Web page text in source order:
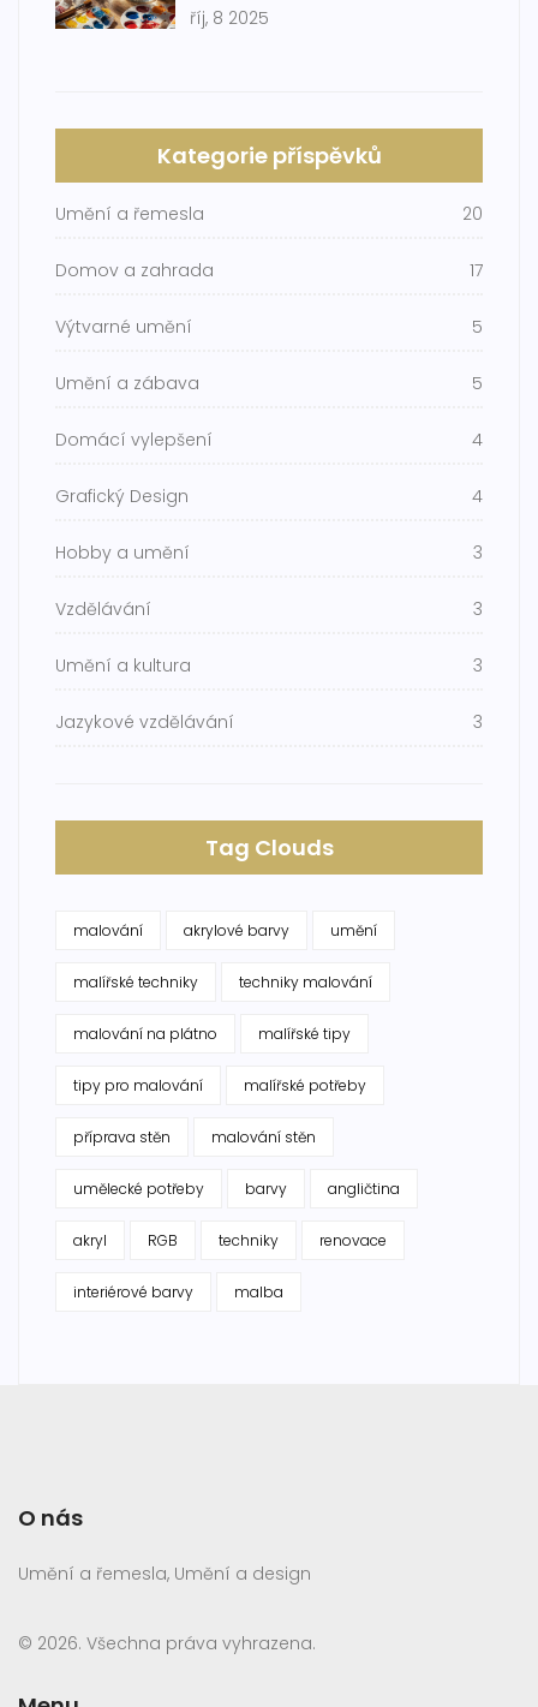
říj, 8 2025
Kategorie příspěvků
Umění a řemesla 20
Domov a zahrada 17
Výtvarné umění 5
Umění a zábava 5
Domácí vylepšení 4
Grafický Design 4
Hobby a umění 3
Vzdělávání 3
Umění a kultura 3
Jazykové vzdělávání 3
Tag Clouds
malování akrylové barvy umění
malířské techniky techniky malování
malování na plátno malířské tipy
tipy pro malování malířské potřeby
příprava stěn malování stěn
umělecké potřeby barvy angličtina
akryl RGB techniky renovace
interiérové barvy malba
O nás
Umění a řemesla, Umění a design
© 2026. Všechna práva vyhrazena.